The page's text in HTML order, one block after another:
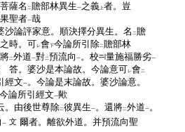
薩名 二贍部林異生一之義 上者。豈
聖者一哉
沙論評家意。順決擇分異生。名 二贍
之時。可レ會下今論所引除二贍部林
二外道一對二預流向 一。校 量施福勝劣一
答。婆沙是本論故。今論意可レ會二
經文一。今論是末論故。婆沙論意。
今論所引經文一歟
。由後世尊除二彼異生一。還將二外道一。
一 文 爾者。離欲外道。并預流向聖